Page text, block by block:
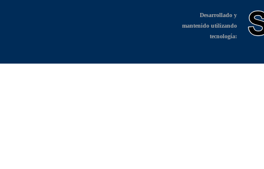
Desarrollado y
mantenido utilizando
tecnología: